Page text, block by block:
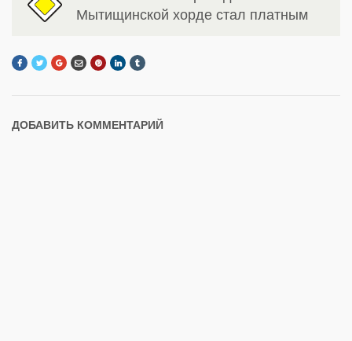
Мытищинской хорде стал платным
ДОБАВИТЬ КОММЕНТАРИЙ